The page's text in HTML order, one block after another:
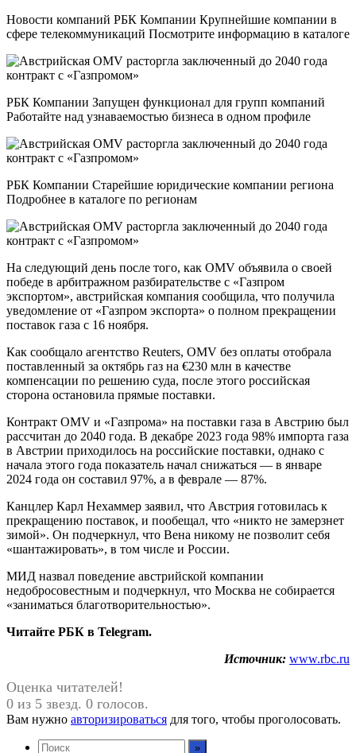
Новости компаний РБК Компании Крупнейшие компании в
сфере телекоммуникаций Посмотрите информацию в каталоге
РБК Компании Запущен функционал для групп компаний
Работайте над узнаваемостью бизнеса в одном профиле
РБК Компании Старейшие юридические компании региона
Подробнее в каталоге по регионам
На следующий день после того, как OMV объявила о своей
победе в арбитражном разбирательстве с «Газпром
экспортом», австрийская компания сообщила, что получила
уведомление от «Газпром экспорта» о полном прекращении
поставок газа с 16 ноября.
Как сообщало агентство Reuters, OMV без оплаты отобрала
поставленный за октябрь газ на €230 млн в качестве
компенсации по решению суда, после этого российская
сторона остановила прямые поставки.
Контракт OMV и «Газпрома» на поставки газа в Австрию был
рассчитан до 2040 года. В декабре 2023 года 98% импорта газа
в Австрии приходилось на российские поставки, однако с
начала этого года показатель начал снижаться — в январе
2024 года он составил 97%, а в феврале — 87%.
Канцлер Карл Нехаммер заявил, что Австрия готовилась к
прекращению поставок, и пообещал, что «никто не замерзнет
зимой». Он подчеркнул, что Вена никому не позволит себя
«шантажировать», в том числе и России.
МИД назвал поведение австрийской компании
недобросовестным и подчеркнул, что Москва не собирается
«заниматься благотворительностью».
Читайте РБК в Telegram.
Источник: www.rbc.ru
Оценка читателей!
0 из 5 звезд. 0 голосов.
Вам нужно авторизироваться для того, чтобы проголосовать.